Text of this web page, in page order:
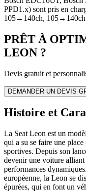
PPD1.x) sont pris en
105→140ch,
PRÊT À
LEON ?
Devis gratuit et
DEMANDER UN DEVIS
Histoire et
La Seat Leon est un
qui a su se faire une
sportives. Depuis son
devenir une voiture
performances
européenne, la Leon se
épurées, qui en font un